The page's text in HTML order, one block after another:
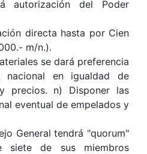
autorización del Poder
directa hasta por Cien
m/n.).
se dará preferencia
en igualdad de
precios. n) Disponer las
eventual de empelados y
General tendrá "quorum"
siete de sus miembros